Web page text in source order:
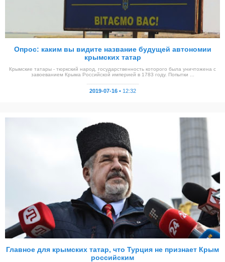
Опрос: каким вы видите название будущей автономии
крымских татар
Крымские татары - тюркский народ, государственность которого была уничтожена с
завоеванием Крыма Российской империей в 1783 году. Попытки ...
2019-07-16 • 12:32
Главное для крымских татар, что Турция не признает Крым
российским